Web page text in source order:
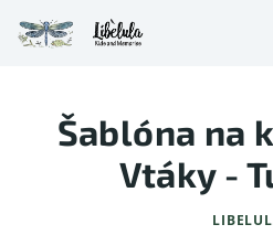
na
obsah
Šablóna na
Vtáky -